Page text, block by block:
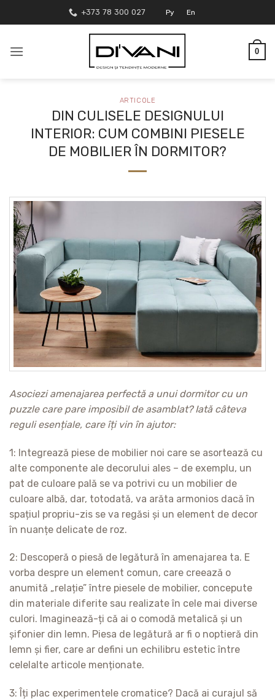
to
+373 78 300 027 Ру En
0
ARTICOLE
DIN CULISELE DESIGNULUI
INTERIOR: CUM COMBINI PIESELE
DE MOBILIER ÎN DORMITOR?
Asociezi amenajarea perfectă a unui dormitor cu un
puzzle care pare imposibil de asamblat? Iată câteva
reguli esențiale, care îți vin în ajutor:
1: Integrează piese de mobilier noi care se asortează cu
alte componente ale decorului ales – de exemplu, un
pat de culoare pală se va potrivi cu un mobilier de
culoare albă, dar, totodată, va arăta armonios dacă în
spațiul propriu-zis se va regăsi și un element de decor
în nuanțe delicate de roz.
2: Descoperă o piesă de legătură în amenajarea ta. E
vorba despre un element comun, care creează o
anumită „relație” între piesele de mobilier, concepute
din materiale diferite sau realizate în cele mai diverse
culori. Imaginează-ți că ai o comodă metalică și un
șifonier din lemn. Piesa de legătură ar fi o noptieră din
lemn și fier, care ar defini un echilibru estetic între
celelalte articole menționate.
3: Îți plac experimentele cromatice? Dacă ai curajul să